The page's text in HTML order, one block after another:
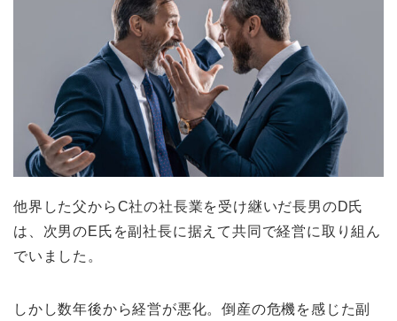
他界した父からC社の社長業を受け継いだ長男のD氏
は、次男のE氏を副社長に据えて共同で経営に取り組ん
でいました。
しかし数年後から経営が悪化。倒産の危機を感じた副